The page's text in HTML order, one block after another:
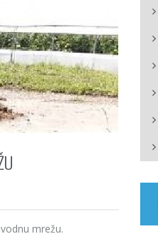
mrežu.